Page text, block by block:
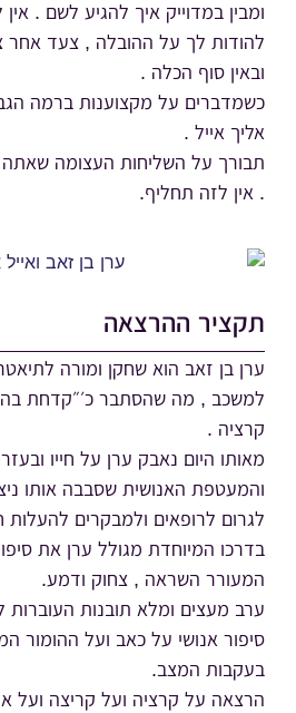
ומבין במדוייק איך להגיע לשם .
להודות לך על ההובלה , צעד אחר
ובאין סוף הכלה .
כשמדברים על מקצוענות ברמה
אליך אייל .
תבורך על השליחות העצומה
. אין לזה תחליף.
תקציר ההרצאה
ערן בן זאב הוא שחקן ומורה
למשכב , מה שהסתבר כ׳״קדחת
קרציה .
מאותו היום נאבק ערן על חייו
והמעטפת האנושית שסבבה אותו
לגרום לרופאים ולמבקרים להעלות
בדרכו המיוחדת מגולל ערן את
המעורר השראה , צחוק ודמע.
ערב מעצים ומלא תובנות העוברות
סיפור אנושי על כאב ועל ההומור
בעקבות המצב.
הרצאה על קרציה ועל קריצה ועל